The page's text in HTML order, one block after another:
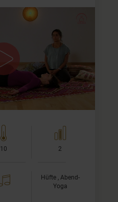
Hüfte - mit
um die Hüften zu öffnen.
sich viele nicht verarbeite
Verspannungen führen…
10 2
Hüfte , Abend-
Yoga